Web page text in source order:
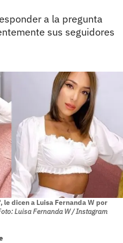
a la pregunta
sus seguidores
dicen a Luisa Fernanda W por
Luisa Fernanda W / Instagram